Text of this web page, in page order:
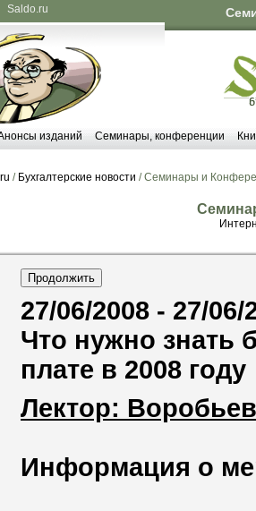
Saldo.ru
изданий Семинары, конференции
/ Бухгалтерские новости / Семинары и
27/06/2008 - 27/06/
Что нужно знать
плате в 2008 году
Лектор:
Информация о